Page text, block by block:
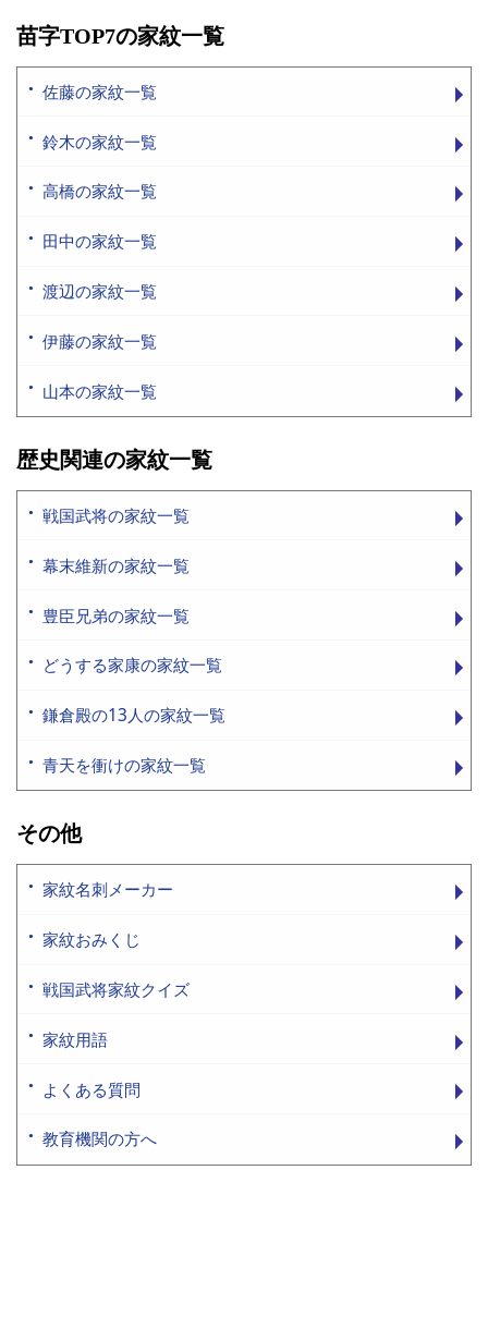
苗字TOP7の家紋一覧
佐藤の家紋一覧
鈴木の家紋一覧
高橋の家紋一覧
田中の家紋一覧
渡辺の家紋一覧
伊藤の家紋一覧
山本の家紋一覧
歴史関連の家紋一覧
戦国武将の家紋一覧
幕末維新の家紋一覧
豊臣兄弟の家紋一覧
どうする家康の家紋一覧
鎌倉殿の13人の家紋一覧
青天を衝けの家紋一覧
その他
家紋名刺メーカー
家紋おみくじ
戦国武将家紋クイズ
家紋用語
よくある質問
教育機関の方へ